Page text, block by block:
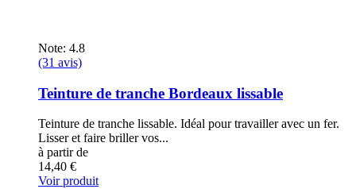
Note: 4.8
(31 avis)
Teinture de tranche Bordeaux lissable
Teinture de tranche lissable. Idéal pour travailler avec un fer.
Lisser et faire briller vos...
à partir de
14,40 €
Voir produit